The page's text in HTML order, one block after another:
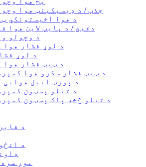
جذب / د ډیسیکینټ هوا
د هوا اخیستونکي
دقیق / د پایپ لاین هوا
د وچولو
د لوړ فشار هوا
د لوړ
د ټیټ فشار هوا
د ټیټ فشار سکرو هوا
د پورټ ایبل هوایی
د تیلو پسټون
د تیلو څخه پاک پسټون
د
د
موږ